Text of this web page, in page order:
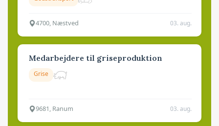
4700, Næstved 03. aug.
Medarbejdere til griseproduktion
Grise
9681, Ranum 03. aug.